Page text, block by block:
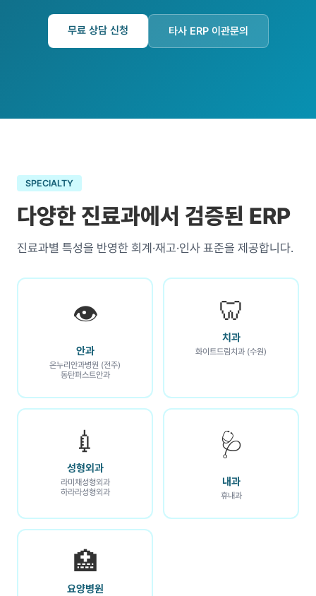
무료 상담 신청 타사 ERP 이관문의
SPECIALTY
다양한 진료과에서 검증된 ERP
진료과별 특성을 반영한 회계·재고·인사 표준을 제공합니다.
👁️
안과
온누리안과병원 (전주)
동탄퍼스트안과
🦷
치과
화이트드림치과 (수원)
💉
성형외과
라미채성형외과
하라라성형외과
🩺
내과
휴내과
🏥
요양병원